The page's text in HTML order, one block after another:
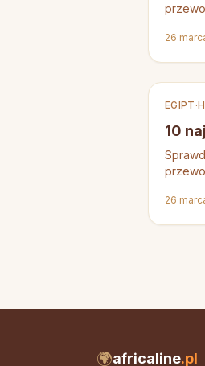
26
EGIPT ·
10
26
🌍africaline.pl